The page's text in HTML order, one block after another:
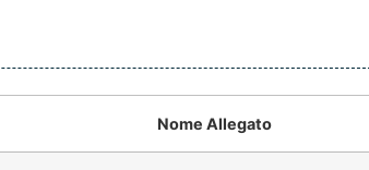
Nome Allegato